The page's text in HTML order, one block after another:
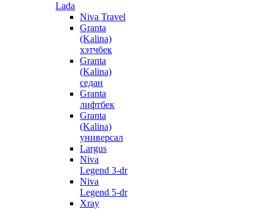
Lada
Niva Travel
Granta
(Kalina)
хэтчбек
Granta
(Kalina)
седан
Granta
лифтбек
Granta
(Kalina)
универсал
Largus
Niva
Legend 3-dr
Niva
Legend 5-dr
Xray